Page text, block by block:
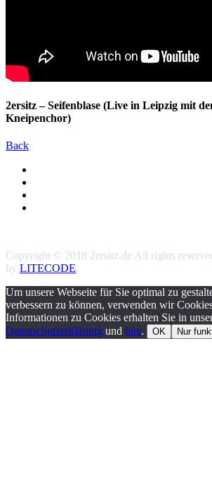
2ersitz – Seifenblase (Live in Leipzig mit
Kneipenchor)
Back
Copyright © 2018 2ersitz.de All rights
by LITECODE.
Um unsere Webseite für Sie optimal zu
verbessern zu können, verwenden wir
Informationen zu Cookies erhalten Sie in
Datenschutzerklärung und hier. OK Nur